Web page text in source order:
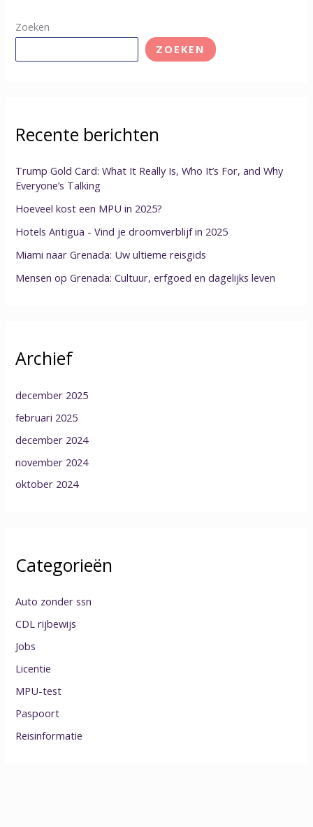
Zoeken
ZOEKEN
Recente berichten
Trump Gold Card: What It Really Is, Who It’s For, and Why
Everyone’s Talking
Hoeveel kost een MPU in 2025?
Hotels Antigua - Vind je droomverblijf in 2025
Miami naar Grenada: Uw ultieme reisgids
Mensen op Grenada: Cultuur, erfgoed en dagelijks leven
Archief
december 2025
februari 2025
december 2024
november 2024
oktober 2024
Categorieën
Auto zonder ssn
CDL rijbewijs
Jobs
Licentie
MPU-test
Paspoort
Reisinformatie